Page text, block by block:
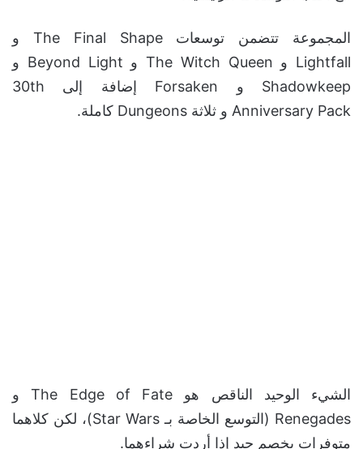
المجموعة تتضمن توسعات The Final Shape و
Lightfall و The Witch Queen و Beyond Light و
Shadowkeep و Forsaken إضافة إلى 30th
Anniversary Pack و ثلاثة Dungeons كاملة.
الشيء الوحيد الناقص هو The Edge of Fate و
Renegades (التوسع الخاصة بـ Star Wars)، لكن كلاهما
متوفرات بخصم جبد إذا أردت شراءهما.